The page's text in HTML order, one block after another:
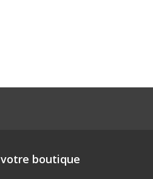
boutique